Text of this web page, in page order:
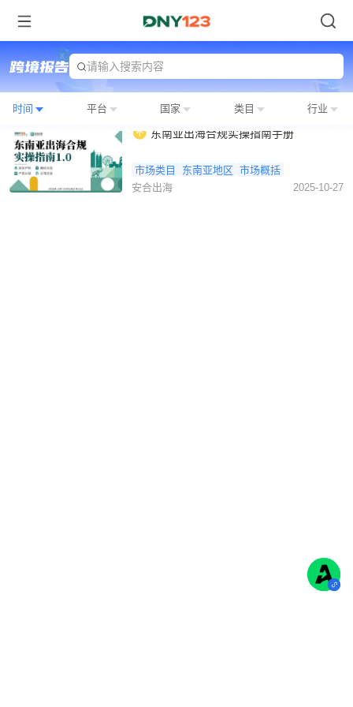
请输入搜索内容
时间 平台 国家 类目 行业
东南亚出海合规实操指南手册
市场类目 东南亚地区 市场概括
安合出海
2025-10-27